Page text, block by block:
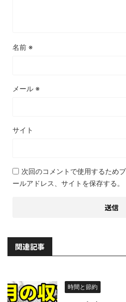
名前 ※
メール ※
サイト
次回のコメントで使用するため
ールアドレス、サイトを保存する。
関連記事
時間と節約